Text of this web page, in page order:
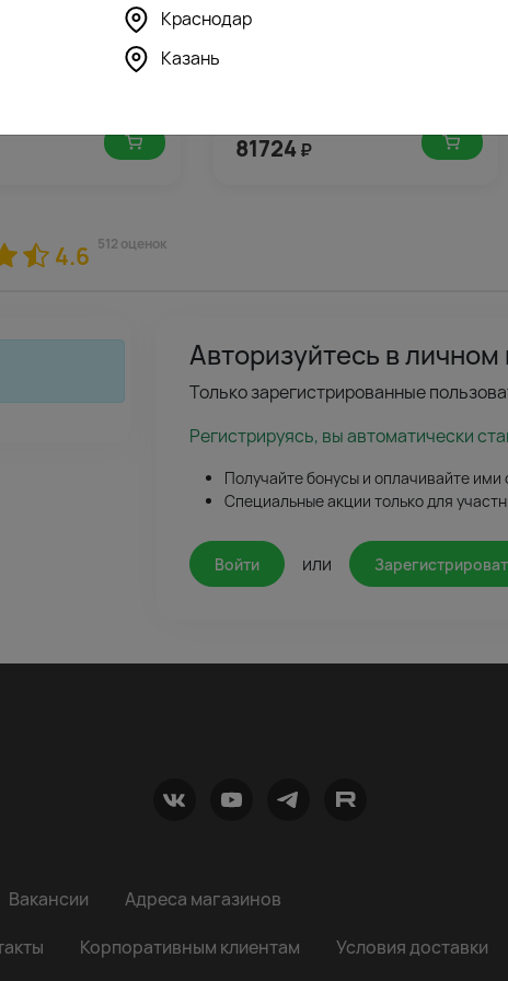
3121
стол жениха и
81724₽
4.6 512 оценок
Авторизуйтесь в личном
Только зарегистрированные
Регистрируясь, вы автоматически
Получайте бонусы и оплачивайте ими
Специальные акции только для
Войти или
Вакансии
Адреса магазинов
Корпоративным клиентам Условия доставки
Краснодар
Казань